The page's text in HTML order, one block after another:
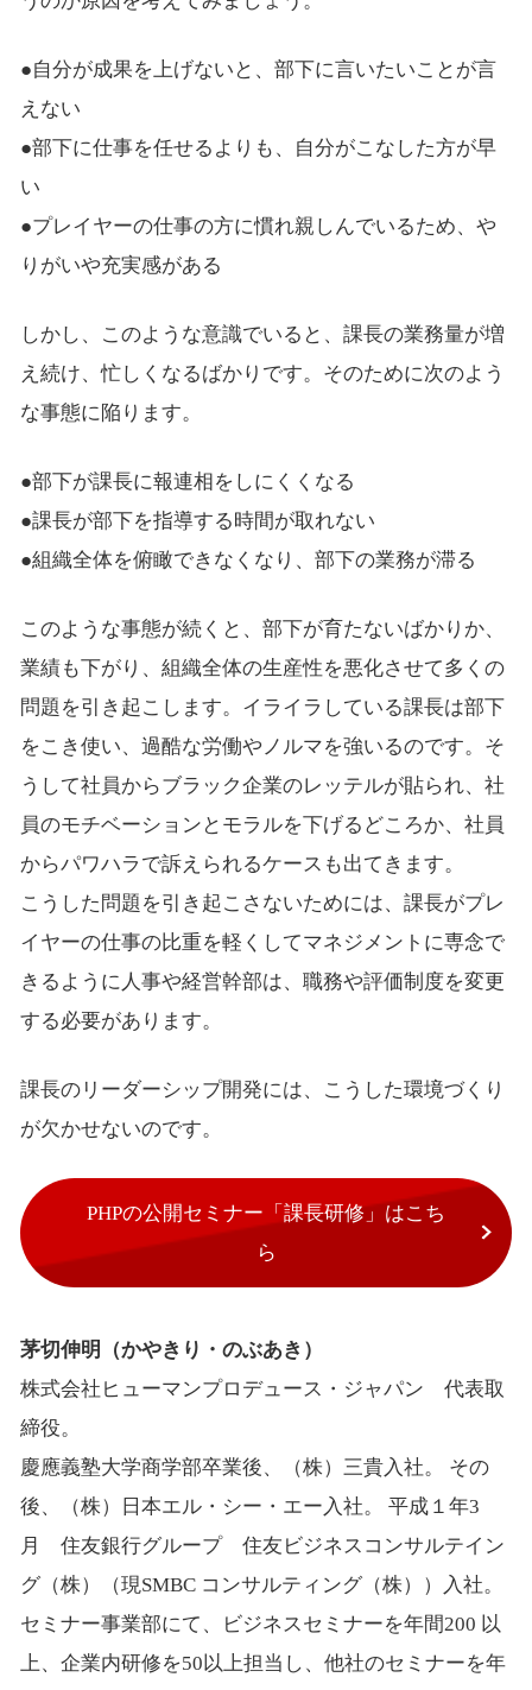
●自分が成果を上げないと、部下に言いたいことが言
えない
●部下に仕事を任せるよりも、自分がこなした方が早
い
●プレイヤーの仕事の方に慣れ親しんでいるため、や
りがいや充実感がある
しかし、このような意識でいると、課長の業務量が増
え続け、忙しくなるばかりです。そのために次のよう
な事態に陥ります。
●部下が課長に報連相をしにくくなる
●課長が部下を指導する時間が取れない
●組織全体を俯瞰できなくなり、部下の業務が滞る
このような事態が続くと、部下が育たないばかりか、
業績も下がり、組織全体の生産性を悪化させて多くの
問題を引き起こします。イライラしている課長は部下
をこき使い、過酷な労働やノルマを強いるのです。そ
うして社員からブラック企業のレッテルが貼られ、社
員のモチベーションとモラルを下げるどころか、社員
からパワハラで訴えられるケースも出てきます。
こうした問題を引き起こさないためには、課長がプレ
イヤーの仕事の比重を軽くしてマネジメントに専念で
きるように人事や経営幹部は、職務や評価制度を変更
する必要があります。
課長のリーダーシップ開発には、こうした環境づくり
が欠かせないのです。
PHPの公開セミナー「課長研修」はこち
ら
茅切伸明（かやきり・のぶあき）
株式会社ヒューマンプロデュース・ジャパン 代表取
締役。
慶應義塾大学商学部卒業後、（株）三貴入社。 その
後、（株）日本エル・シー・エー入社。 平成１年3
月 住友銀行グループ 住友ビジネスコンサルテイン
グ（株）（現SMBC コンサルティング（株））入社。
セミナー事業部にて、ビジネスセミナーを年間200 以
上、企業内研修を50以上担当し、他社のセミナーを年